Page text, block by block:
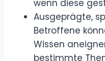
wenn diese
Ausgeprägte,
Betroffene
Wissen
bestimmte